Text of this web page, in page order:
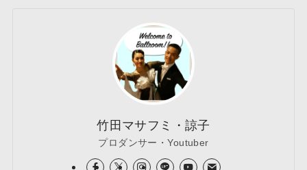
竹田マサフミ・諒子
プロダンサー・Youtuber